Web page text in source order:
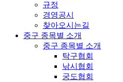
규정
경영공시
찾아오시는길
중구 종목별 소개
중구 종목별 소개
탁구협회
낚시협회
궁도협회